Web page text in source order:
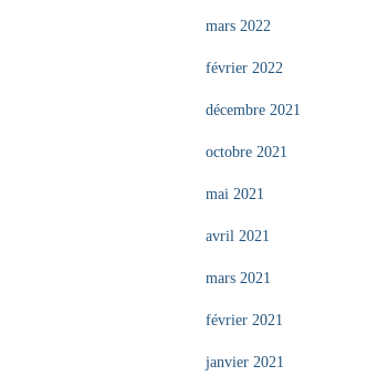
mars 2022
février 2022
décembre 2021
octobre 2021
mai 2021
avril 2021
mars 2021
février 2021
janvier 2021